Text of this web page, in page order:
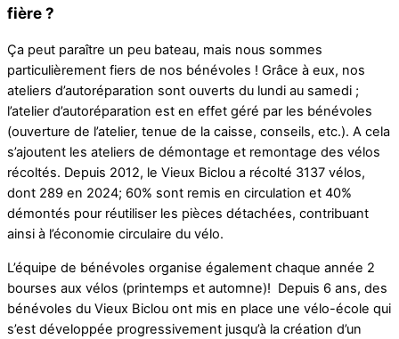
fière ?
Ça peut paraître un peu bateau, mais nous sommes
particulièrement fiers de nos bénévoles ! Grâce à eux, nos
ateliers d’autoréparation sont ouverts du lundi au samedi ;
l’atelier d’autoréparation est en effet géré par les bénévoles
(ouverture de l’atelier, tenue de la caisse, conseils, etc.). A cela
s’ajoutent les ateliers de démontage et remontage des vélos
récoltés. Depuis 2012, le Vieux Biclou a récolté 3137 vélos,
dont 289 en 2024; 60% sont remis en circulation et 40%
démontés pour réutiliser les pièces détachées, contribuant
ainsi à l’économie circulaire du vélo.
L’équipe de bénévoles organise également chaque année 2
bourses aux vélos (printemps et automne)! Depuis 6 ans, des
bénévoles du Vieux Biclou ont mis en place une vélo-école qui
s’est développée progressivement jusqu’à la création d’un